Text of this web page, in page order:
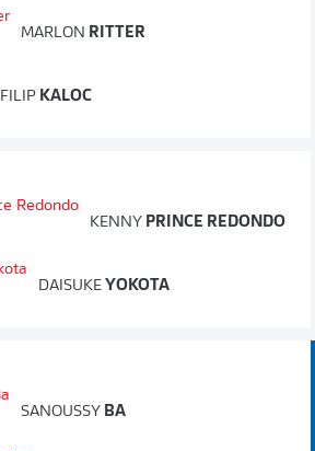
MARLON RITTER
FILIP KALOC
KENNY PRINCE REDONDO
DAISUKE YOKOTA
SANOUSSY BA